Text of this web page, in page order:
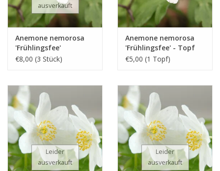
ausverkauft
Anemone nemorosa
'Frühlingsfee'
€8,00 (3 Stück)
Anemone nemorosa
'Frühlingsfee' - Topf
€5,00 (1 Topf)
Leider
ausverkauft
Leider
ausverkauft